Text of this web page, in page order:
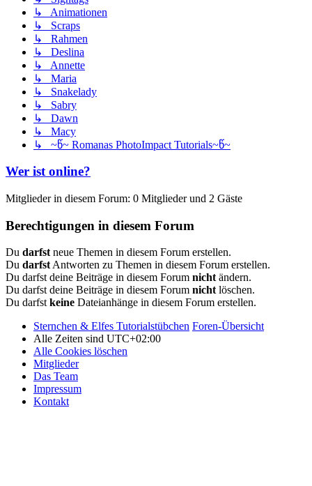
↳ Animationen
↳ Scraps
↳ Rahmen
↳ Deslina
↳ Annette
↳ Maria
↳ Snakelady
↳ Sabry
↳ Dawn
↳ Macy
↳ ~წ~ Romanas PhotoImpact Tutorials~წ~
Wer ist online?
Mitglieder in diesem Forum: 0 Mitglieder und 2 Gäste
Berechtigungen in diesem Forum
Du darfstneue Themen in diesem Forum erstellen.
Du darfstAntworten zu Themen in diesem Forum erstellen.
Du darfst deine Beiträge in diesem Forum nichtändern.
Du darfst deine Beiträge in diesem Forum nichtlöschen.
Du darfstkeine Dateianhänge in diesem Forum erstellen.
Sternchen & Elfes Tutorialstübchen Foren-Übersicht
Alle Zeiten sind UTC+02:00
Alle Cookies löschen
Mitglieder
Das Team
Impressum
Kontakt